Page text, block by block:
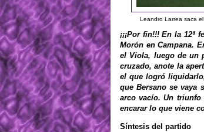
Leandro Larrea saca
¡¡¡Por fin!!! En la
Morón en Campana.
el Viola, luego de un
cruzado, anote la
el que logró
que Bersano se vaya
arco vacío. Un
encarar lo que viene
Síntesis del partido